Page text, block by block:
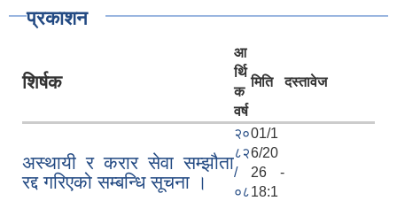
प्रकाशन
शिर्षक
आ
र्थि
क
वर्ष
मिति दस्तावेज
अस्थायी र करार सेवा सम्झौता
रद्द गरिएको सम्बन्धि सूचना ।
२०
८२
/
०८
01/1
6/20
26 -
18:1